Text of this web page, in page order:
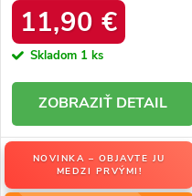
11,90 €
Skladom 1 ks
DETAIL
NOVINKA – OBJAVTE JU
MEDZI PRVÝMI!